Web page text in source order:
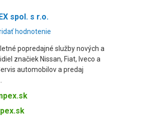
spol. s r.o.
hodnotenie
popredajné služby nových a
značiek Nissan, Fiat, Iveco a
automobilov a predaj